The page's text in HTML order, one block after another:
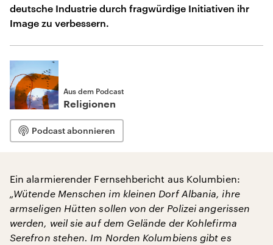
deutsche Industrie durch fragwürdige Initiativen ihr
Image zu verbessern.
Aus dem Podcast
Religionen
Podcast abonnieren
Ein alarmierender Fernsehbericht aus Kolumbien:
„Wütende Menschen im kleinen Dorf Albania, ihre
armseligen Hütten sollen von der Polizei angerissen
werden, weil sie auf dem Gelände der Kohlefirma
Serefron stehen. Im Norden Kolumbiens gibt es